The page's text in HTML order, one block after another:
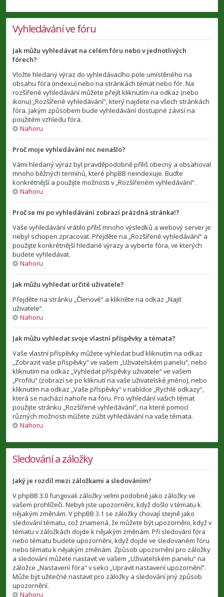
Vyhledávání ve fóru
Jak můžu vyhledávat na celém fóru nebo v jednotlivých
fórech?
Vložte hledaný výraz do vyhledávacího pole umístěného na
obsahu fóra (indexu) nebo na stránkách témat nebo fór. Na
rozšířené vyhledávání můžete přejít kliknutím na odkaz (nebo
ikonu) „Rozšířené vyhledávání“, který najdete na všech stránkách
fóra. Jakým způsobem bude vyhledávání dostupné závisí na
použitém vzhledu fóra.
Nahoru
Proč moje vyhledávání nic nenašlo?
Vámi hledaný výraz byl pravděpodobně příliš obecný a obsahoval
mnoho běžných termínů, které phpBB neindexuje. Buďte
konkrétnější a použijte možnosti v „Rozšířeném vyhledávání“.
Nahoru
Proč se mi po vyhledávání zobrazí prázdná stránka!?
Vaše vyhledávání vrátilo příliš mnoho výsledků a webový server je
nebyl schopen zpracovat. Přejděte na „Rozšířené vyhledávání“ a
použijte konkrétnější hledané výrazy a vyberte fóra, ve kterých
budete vyhledávat.
Nahoru
Jak můžu vyhledat určité uživatele?
Přejděte na stránku „Členové“ a klikněte na odkaz „Najít
uživatele“.
Nahoru
Jak můžu vyhledat svoje vlastní příspěvky a témata?
Vaše vlastní příspěvky můžete vyhledat buď kliknutím na odkaz
„Zobrazit vaše příspěvky“ ve vašem „Uživatelském panelu“, nebo
kliknutím na odkaz „Vyhledat příspěvky uživatele“ ve vašem
„Profilu“ (zobrazí se po kliknutí na vaše uživatelské jméno), nebo
kliknutím na odkaz „Vaše příspěvky“ v nabídce „Rychlé odkazy“,
která se nachází nahoře na fóru. Pro vyhledání vašich témat
použijte stránku „Rozšířené vyhledávání“, na které pomocí
různých možnosti můžete zúžit vyhledávání na vaše témata.
Nahoru
Sledování a záložky
Jaký je rozdíl mezi záložkami a sledováním?
V phpBB 3.0 fungovali záložky velmi podobně jako záložky ve
vašem prohlížeči. Nebyli jste upozorněni, když došlo v tématu k
nějakým změnám. V phpBB 3.1 se záložky chovají stejně jako
sledování tématu, což znamená, že můžete být upozorněni, když v
tématu v záložkách dojde k nějakým změnám. Při sledování fóra
nebo tématu budete upozorněni, když dojde ve sledovaném fóru
nebo tématu k nějakým změnám. Způsob upozornění pro záložky
a sledování můžete nastavit ve vašem „Uživatelském panelu“ na
záložce „Nastavení fóra“ v sekci „Upravit nastavení upozornění“.
Může být užitečné nastavit pro záložky a sledování jiný způsob
upozornění.
Nahoru